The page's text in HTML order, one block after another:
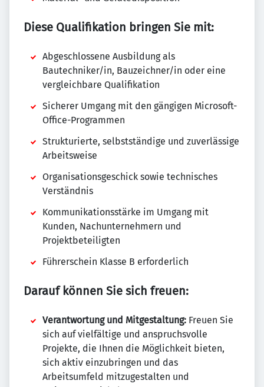
Diese Qualifikation bringen Sie mit:
Abgeschlossene Ausbildung als
Bautechniker/in, Bauzeichner/in oder eine
vergleichbare Qualifikation
Sicherer Umgang mit den gängigen Microsoft-
Office-Programmen
Strukturierte, selbstständige und zuverlässige
Arbeitsweise
Organisationsgeschick sowie technisches
Verständnis
Kommunikationsstärke im Umgang mit
Kunden, Nachunternehmern und
Projektbeteiligten
Führerschein Klasse B erforderlich
Darauf können Sie sich freuen:
Verantwortung und Mitgestaltung: Freuen Sie
sich auf vielfältige und anspruchsvolle
Projekte, die Ihnen die Möglichkeit bieten,
sich aktiv einzubringen und das
Arbeitsumfeld mitzugestalten und